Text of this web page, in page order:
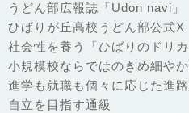
うどん部広報誌「Udon navi」
ひばりが丘高校うどん部公式X
社会性を養う「ひばりのドリカ
小規模校ならではのきめ細や
進学も就職も個々に応じた進
自立を目指す通級